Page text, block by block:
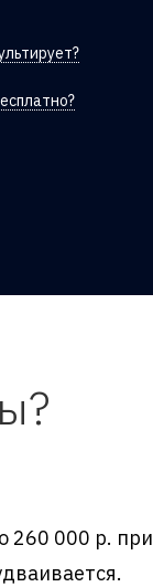
260 000 р. при